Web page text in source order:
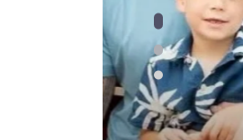
DESTAQUES